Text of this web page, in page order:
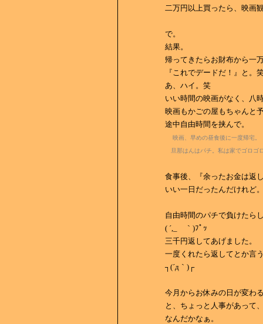
二万円以上買ったら、映画
で。
結果。
帰ってきたらお財布から一
『これでデードだ！』と。
あ、ハイ。笑
いい時間の映画がなく、八
映画もかごの屋もちゃんと
途中自由時間を挟んで。
映画、早めの昼食後に一度帰宅。
旦那はんはパチ。私は家でゴロゴ
食事後、『余ったお金は返
いい一日だったんだけれど
自由時間のパチで負けたら
( ´,_ゝ｀)ﾌﾟｯ
三千円返してあげました。
一度くれたら返してとか言
┐(´д｀)┌
今月からお休みの日が変わ
と、ちょっと人事があって
なんだかなぁ。